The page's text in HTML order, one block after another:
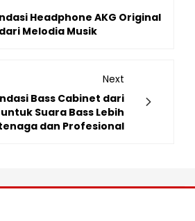
Headphone AKG Original
Melodia Musik
Next
Bass Cabinet dari
Suara Bass Lebih
dan Profesional